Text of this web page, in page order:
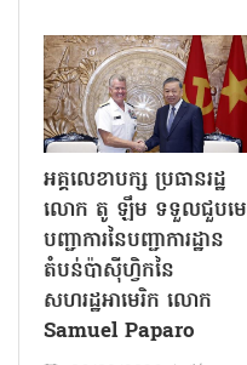
អគ្គលេខាបក្ស ប្រធានរដ្ឋ
លោក តូ ឡឹម ទទួលជួបមេ
បញ្ជាការនៃបញ្ជាការដ្ឋាន
តំបន់ប៉ាស៊ីហ្វិកនៃ
សហរដ្ឋអាមេរិក លោក
Samuel Paparo